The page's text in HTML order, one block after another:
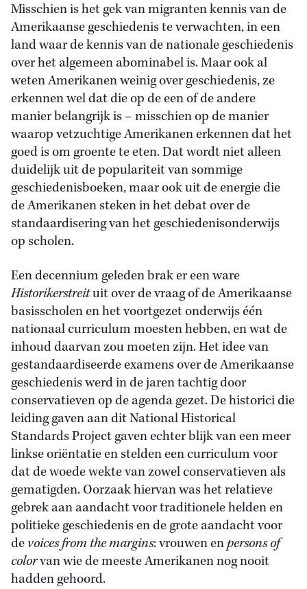
Misschien is het gek van migranten kennis van de
Amerikaanse geschiedenis te verwachten, in een
land waar de kennis van de nationale geschiedenis
over het algemeen abominabel is. Maar ook al
weten Amerikanen weinig over geschiedenis, ze
erkennen wel dat die op de een of de andere
manier belangrijk is – misschien op de manier
waarop vetzuchtige Amerikanen erkennen dat het
goed is om groente te eten. Dat wordt niet alleen
duidelijk uit de populariteit van sommige
geschiedenisboeken, maar ook uit de energie die
de Amerikanen steken in het debat over de
standaardisering van het geschiedenisonderwijs
op scholen.
Een decennium geleden brak er een ware
Historikerstreituit over de vraag of de Amerikaanse
basisscholen en het voortgezet onderwijs één
nationaal curriculum moesten hebben, en wat de
inhoud daarvan zou moeten zijn. Het idee van
gestandaardiseerde examens over de Amerikaanse
geschiedenis werd in de jaren tachtig door
conservatieven op de agenda gezet. De historici die
leiding gaven aan dit National Historical
Standards Project gaven echter blijk van een meer
linkse oriëntatie en stelden een curriculum voor
dat de woede wekte van zowel conservatieven als
gematigden. Oorzaak hiervan was het relatieve
gebrek aan aandacht voor traditionele helden en
politieke geschiedenis en de grote aandacht voor
devoices from the margins: vrouwen enpersons of
colorvan wie de meeste Amerikanen nog nooit
hadden gehoord.